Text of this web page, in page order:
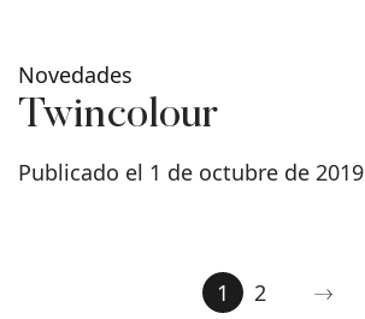
Novedades
Twincolour
Publicado el 1 de octubre de 2019
1 2